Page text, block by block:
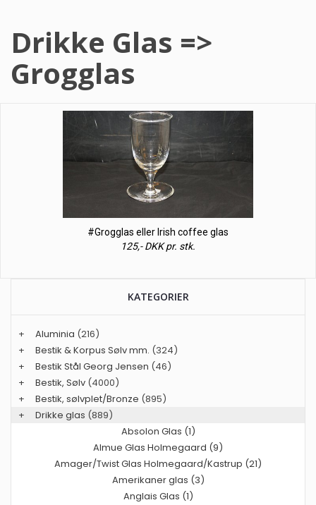
Drikke Glas =>
Grogglas
#Grogglas eller Irish coffee glas
125,- DKK pr. stk.
KATEGORIER
+ Aluminia (216)
+
Bestik & Korpus Sølv mm. (324)
+
Bestik Stål Georg Jensen (46)
+
Bestik, Sølv (4000)
+
Bestik, sølvplet/Bronze (895)
+
Drikke glas (889)
Absolon Glas (1)
Almue Glas Holmegaard (9)
Amager/Twist Glas Holmegaard/Kastrup (21)
Amerikaner glas (3)
Anglais Glas (1)